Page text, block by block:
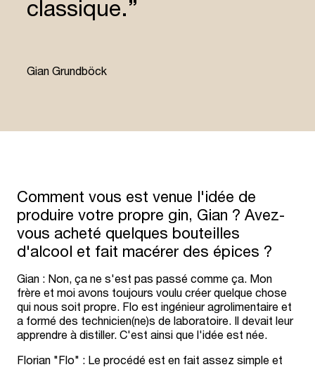
classique.”
Gian Grundböck
Comment vous est venue l'idée de
produire votre propre gin, Gian ? Avez-
vous acheté quelques bouteilles
d'alcool et fait macérer des épices ?
Gian : Non, ça ne s'est pas passé comme ça. Mon
frère et moi avons toujours voulu créer quelque chose
qui nous soit propre. Flo est ingénieur agrolimentaire et
a formé des technicien(ne)s de laboratoire. Il devait leur
apprendre à distiller. C'est ainsi que l'idée est née.
Florian "Flo" : Le procédé est en fait assez simple et